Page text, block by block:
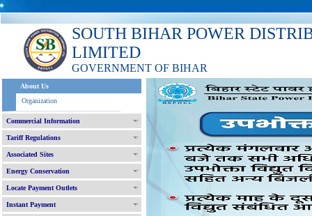
SOUTH BIHAR POWER
LIMITED
GOVERNMENT OF BIHAR
About Us
Organization
Commercial Information
Tariff Regulations
Associated Sites
Energy Conservation
Locate Payment Outlets
Instant Payment